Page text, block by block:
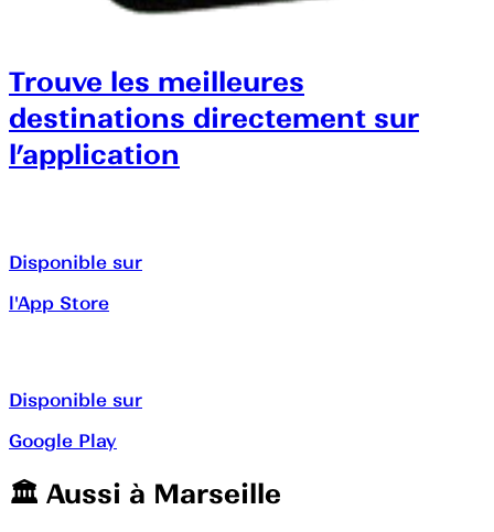
Trouve les meilleures
destinations directement sur
l’application
Disponible sur
l'App Store
Disponible sur
Google Play
🏛️️ Aussi à Marseille